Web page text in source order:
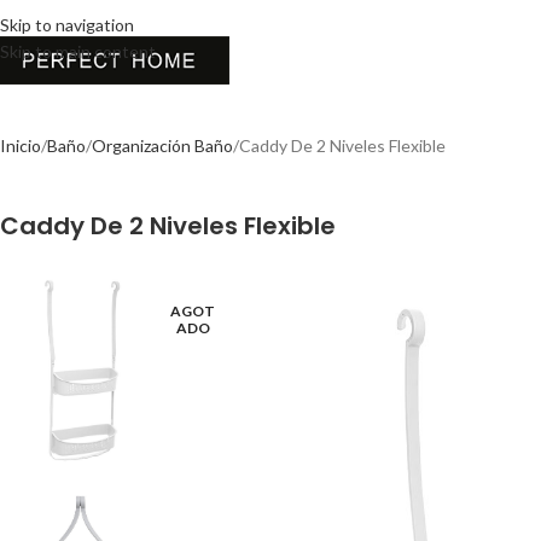
Skip to navigation
Skip to main content
Inicio Baño Organización Baño Caddy De 2 Niveles Flexible
Caddy De 2 Niveles Flexible
AGOT
ADO